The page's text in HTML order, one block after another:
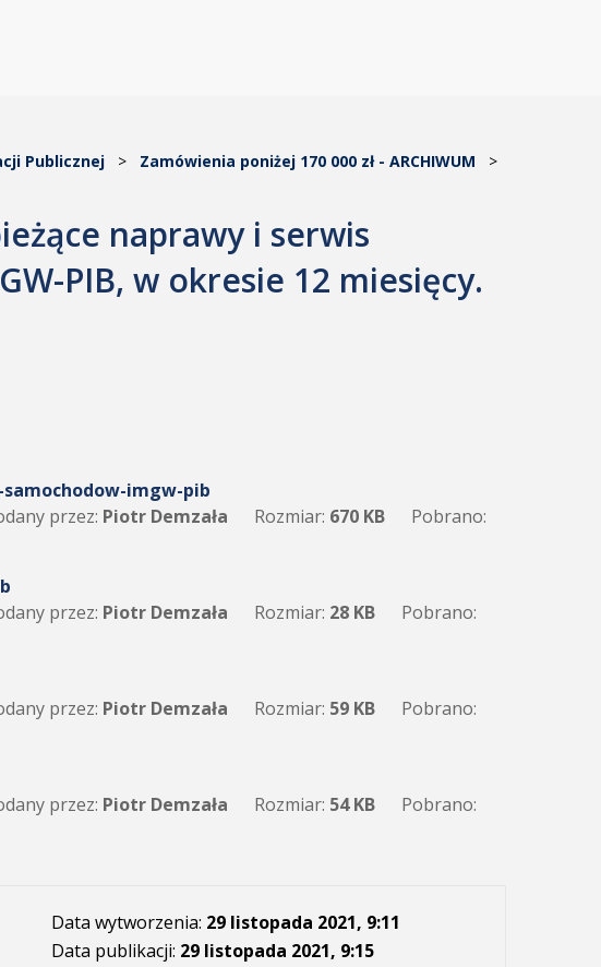
Publicznej > Zamówienia poniżej 170 000 zł - ARCHIWUM >
naprawy i serwis
PIB, w okresie 12 miesięcy.
imgw-pib
przez: Piotr Demzała Rozmiar: 670 KB
Pobrano:
przez: Piotr Demzała Rozmiar: 28 KB
Pobrano:
przez: Piotr Demzała Rozmiar: 59 KB
Pobrano:
przez: Piotr Demzała Rozmiar: 54 KB
Pobrano:
Data wytworzenia: 29 listopada 2021, 9:11
Data publikacji: 29 listopada 2021, 9:15